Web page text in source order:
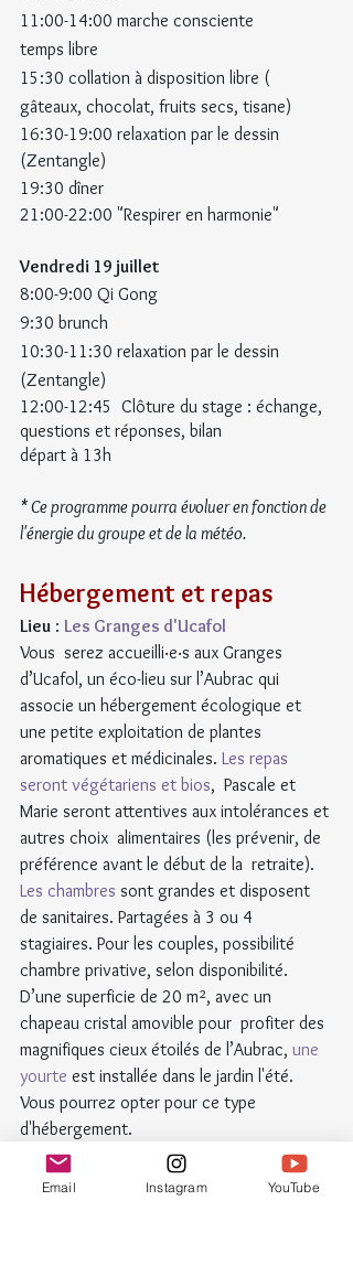
11:00-14:00 marche consciente
temps libre
15:30 collation à disposition libre (
gâteaux, chocolat, fruits secs, tisane)
16:30-19:00 relaxation par le dessin
(Zentangle)
19:30 dîner
21:00-22:00 "Respirer en harmonie"
Vendredi 19 juillet
8:00-9:00 Qi Gong
9:30 brunch
10:30-11:30 relaxation par le dessin
(Zentangle)
12:00-12:45  Clôture du stage : échange,
questions et réponses, bilan
départ à 13h
* Ce programme pourra évoluer en fonction de
l'énergie du groupe et de la météo.
Hébergement et repas
Lieu : Les Granges d'Ucafol
Vous  serez accueilli‧e‧s aux Granges
d’Ucafol, un éco-lieu sur l’Aubrac qui
associe un hébergement écologique et
une petite exploitation de plantes
aromatiques et médicinales. Les repas
seront végétariens et bios,  Pascale et
Marie seront attentives aux intolérances et
autres choix  alimentaires (les prévenir, de
préférence avant le début de la  retraite).
Les chambres sont grandes et disposent
de sanitaires. Partagées à 3 ou 4
stagiaires. Pour les couples, possibilité
chambre privative, selon disponibilité.
D’une superficie de 20 m², avec un
chapeau cristal amovible pour  profiter des
magnifiques cieux étoilés de l’Aubrac, une
yourte est installée dans le jardin l'été.
Vous pourrez opter pour ce type
d'hébergement.
Email Instagram YouTube